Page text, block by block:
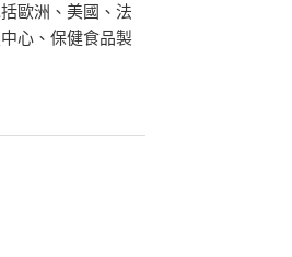
歐洲、美國、法
心、保健食品製